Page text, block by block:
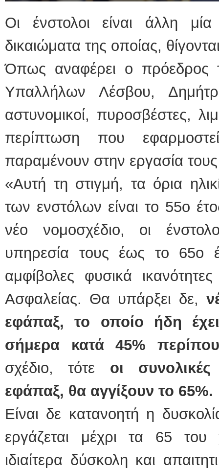
Οι ένστολοι είναι άλλη
δικαιώματα της οποίας,
Όπως αναφέρει ο πρόεδρος
Υπαλλήλων Λέσβου,
αστυνομικοί, πυροσβέστες,
περίπτωση που
παραμένουν στην εργασία
«Αυτή τη στιγμή, τα όρια
των ενστόλων είναι το 55ο
νέο νομοσχέδιο, οι
υπηρεσία τους έως το 65ο
αμφίβολες φυσικά
Ασφαλείας. Θα υπάρξει δε,
εφάπαξ, το οποίο ήδη
σήμερα κατά 45%
σχέδιο, τότε οι
εφάπαξ, θα αγγίξουν το 65%.
Είναι δε κατανοητή η
εργάζεται μέχρι τα 65
ιδιαίτερα δύσκολη και